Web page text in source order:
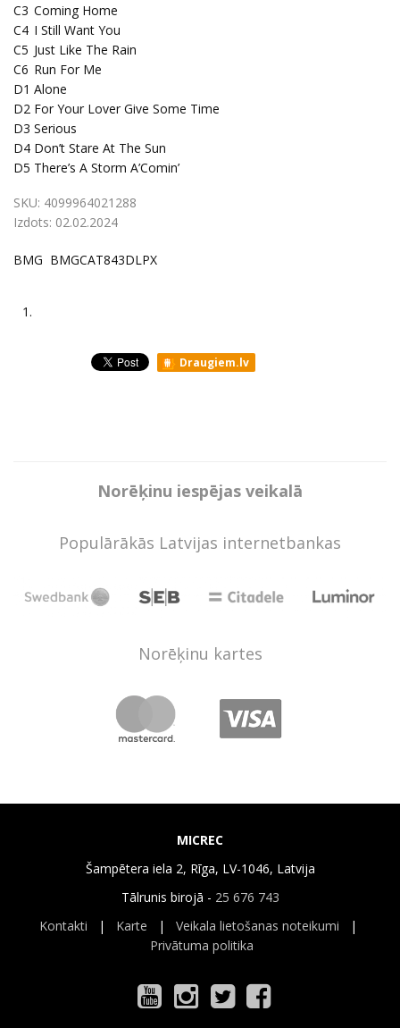
C3 Coming Home
C4 I Still Want You
C5 Just Like The Rain
C6 Run For Me
D1 Alone
D2 For Your Lover Give Some Time
D3 Serious
D4 Don’t Stare At The Sun
D5 There’s A Storm A’Comin’
SKU: 4099964021288
Izdots: 02.02.2024
BMG BMGCAT843DLPX
1.
Draugiem.lv
Norēķinu iespējas veikalā
Populārākās Latvijas internetbankas
Norēķinu kartes
MICREC
Šampētera iela 2, Rīga, LV-1046, Latvija
Tālrunis birojā - 25 676 743
Kontakti | Karte | Veikala lietošanas noteikumi |
Privātuma politika